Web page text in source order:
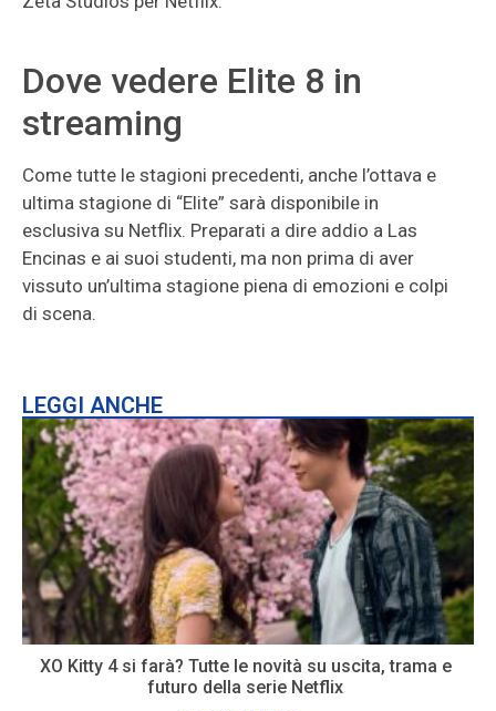
Dove vedere Elite 8 in
streaming
Come tutte le stagioni precedenti, anche l’ottava e
ultima stagione di “Elite” sarà disponibile in
esclusiva su Netflix. Preparati a dire addio a Las
Encinas e ai suoi studenti, ma non prima di aver
vissuto un’ultima stagione piena di emozioni e colpi
di scena.
LEGGI ANCHE
XO Kitty 4 si farà? Tutte le novità su uscita, trama e
futuro della serie Netflix